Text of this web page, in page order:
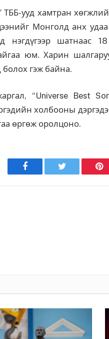
ТББ-ууд хамтран
Монголд анх
нэгдүгээр шатнаас
юм. Харин
болох гэж байна.
“Universe Best
холбооны
өргөж оролцоно.
Facebook Twitter